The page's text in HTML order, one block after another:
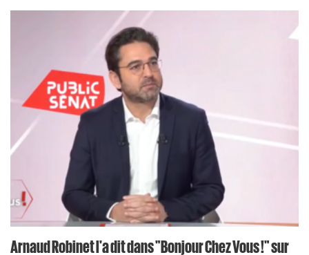
Arnaud Robinet l'a dit dans "Bonjour Chez Vous !" sur